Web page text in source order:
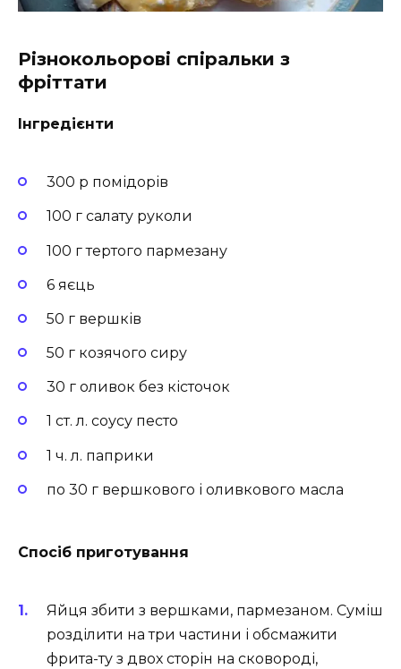
Різнокольорові спіральки з
фріттати
Інгредієнти
300 р помідорів
100 г салату руколи
100 г тертого пармезану
6 яєць
50 г вершків
50 г козячого сиру
30 г оливок без кісточок
1 ст. л. соусу песто
1 ч. л. паприки
по 30 г вершкового і оливкового масла
Спосіб приготування
Яйця збити з вершками, пармезаном. Суміш
розділити на три частини і обсмажити
фрита-ту з двох сторін на сковороді,